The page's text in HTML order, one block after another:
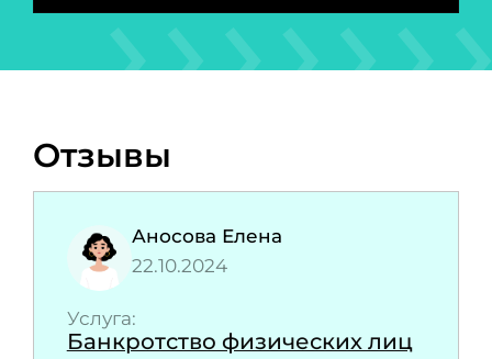
Отзывы
Аносова Елена
22.10.2024
Услуга:
Банкротство физических лиц